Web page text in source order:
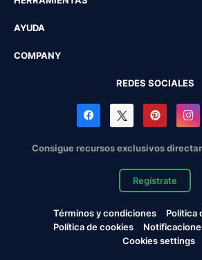
AYUDA
COMPANY
REDES SOCIALES
Consigue recursos exclusivos
Regístrate
Términos y condiciones
Política
Política de cookies
Cookies settings